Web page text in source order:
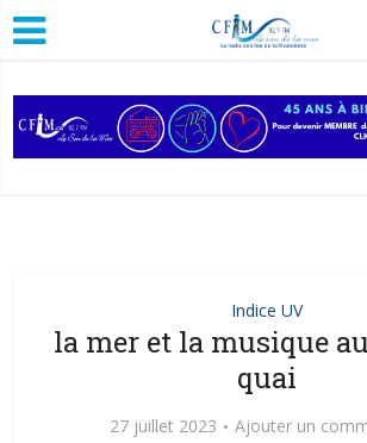
Indice UV
la mer et la musique
quai
27 juillet 2023 Ajouter un